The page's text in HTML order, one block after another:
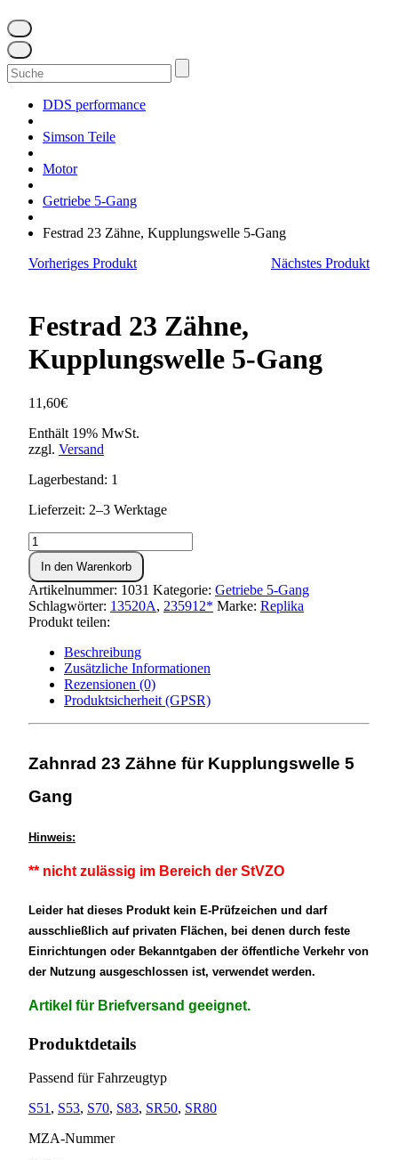
Suchen
nach:
DDS performance
Simson Teile
Motor
Getriebe 5-Gang
Festrad 23 Zähne, Kupplungswelle 5-Gang
Vorheriges Produkt
Nächstes Produkt
Festrad 23 Zähne,
Kupplungswelle 5-Gang
11,60€
Enthält 19% MwSt.
zzgl. Versand
Lagerbestand: 1
Lieferzeit: 2–3 Werktage
Festrad
23
Zähne,
Kupplungswelle
5-
Gang
In den Warenkorb
Artikelnummer: 1031 Kategorie: Getriebe 5-Gang
Schlagwörter: 13520A, 235912* Marke: Replika
Produkt teilen:
Beschreibung
Zusätzliche Informationen
Rezensionen (0)
Produktsicherheit (GPSR)
Zahnrad 23 Zähne für Kupplungswelle 5
Gang
Hinweis:
** nicht zulässig im Bereich der StVZO
Leider hat dieses Produkt kein E-Prüfzeichen und darf
ausschließlich auf privaten Flächen, bei denen durch feste
Einrichtungen oder Bekanntgaben der öffentliche Verkehr von
der Nutzung ausgeschlossen ist, verwendet werden.
Artikel für Briefversand geeignet.
Produktdetails
Passend für Fahrzeugtyp
S51 , S53, S70, S83, SR50, SR80
MZA-Nummer